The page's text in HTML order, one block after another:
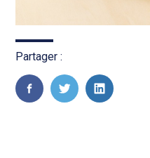
Partager :
FaceBook
TwitterLinkedIn